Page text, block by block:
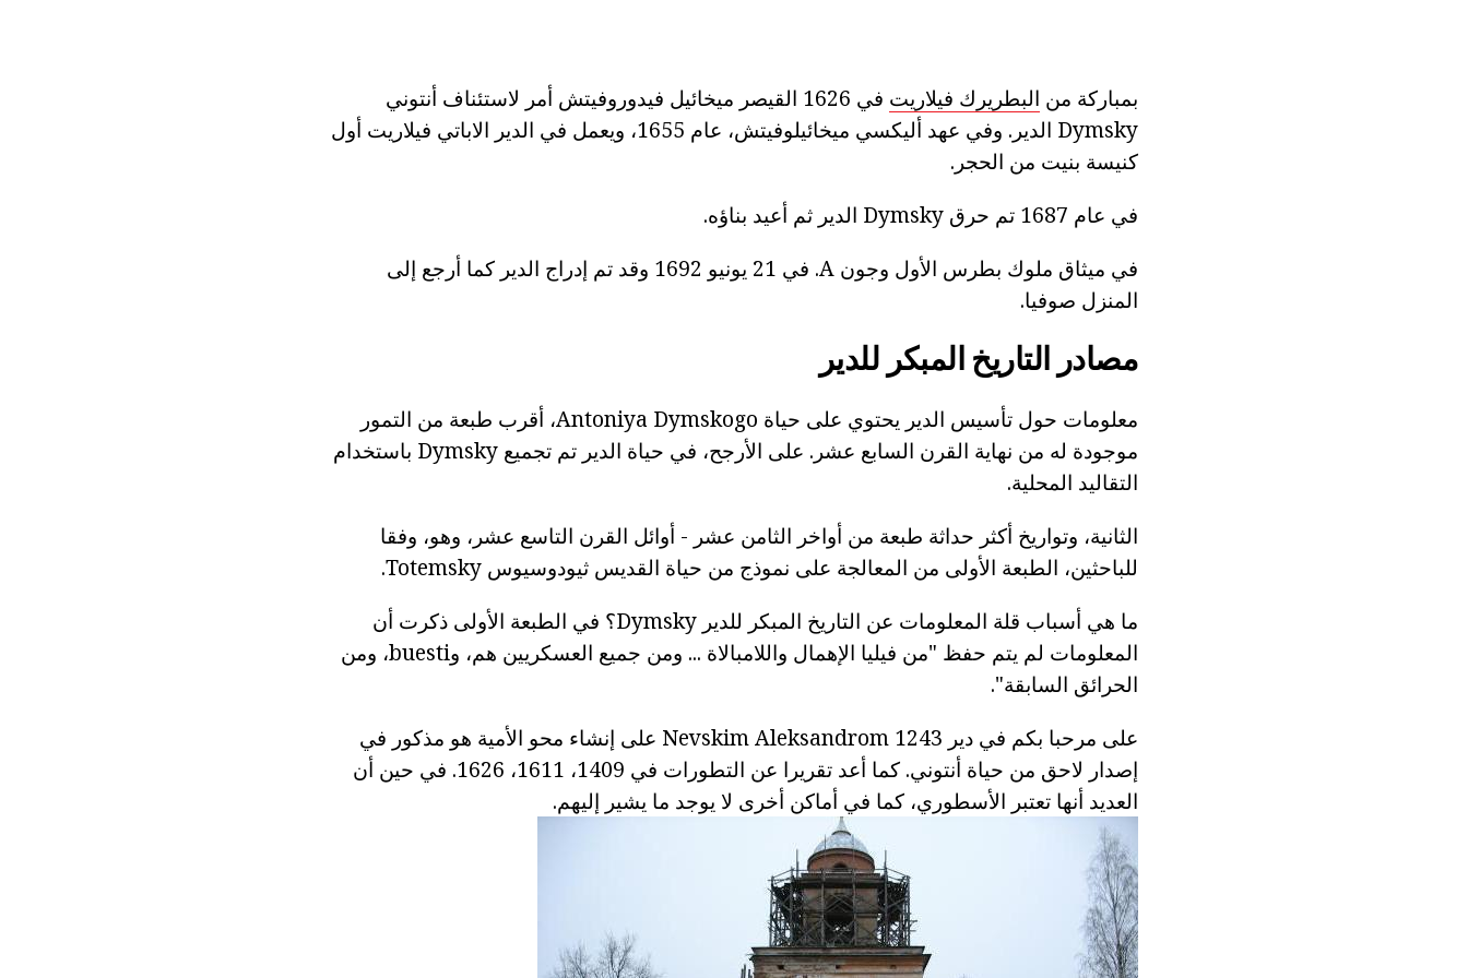
بمباركة من البطريرك فيلاريت
في 1626 القيصر ميخائيل فيدوروفيتش أمر لاستئناف أنتوني
Dymsky الدير. وفي عهد أليكسي ميخائيلوفيتش، عام 1655، ويعمل في الدير الاباتي فيلاريت أول
كنيسة بنيت من الحجر.
في عام 1687 تم حرق Dymsky الدير ثم أعيد بناؤه.
في ميثاق ملوك بطرس الأول وجون A. في 21 يونيو 1692 وقد تم إدراج الدير كما أرجع إلى
المنزل صوفيا.
مصادر التاريخ المبكر للدير
معلومات حول تأسيس الدير يحتوي على حياة Antoniya Dymskogo، أقرب طبعة من التمور
موجودة له من نهاية القرن السابع عشر. على الأرجح، في حياة الدير تم تجميع Dymsky باستخدام
التقاليد المحلية.
الثانية، وتواريخ أكثر حداثة طبعة من أواخر الثامن عشر - أوائل القرن التاسع عشر، وهو، وفقا
للباحثين، الطبعة الأولى من المعالجة على نموذج من حياة القديس ثيودوسيوس Totemsky.
ما هي أسباب قلة المعلومات عن التاريخ المبكر للدير Dymsky؟ في الطبعة الأولى ذكرت أن
المعلومات لم يتم حفظ "من فيليا الإهمال واللامبالاة ... ومن جميع العسكريين هم، وbuesti، ومن
الحرائق السابقة".
على مرحبا بكم في دير Nevskim Aleksandrom 1243 على إنشاء محو الأمية هو مذكور في
إصدار لاحق من حياة أنتوني. كما أعد تقريرا عن التطورات في 1409، 1611، 1626. في حين أن
العديد أنها تعتبر الأسطوري، كما في أماكن أخرى لا يوجد ما يشير إليهم.